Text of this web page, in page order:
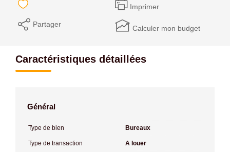
Imprimer
Partager Calculer mon budget
Caractéristiques détaillées
Général
Type de bien Bureaux
Type de transaction A louer